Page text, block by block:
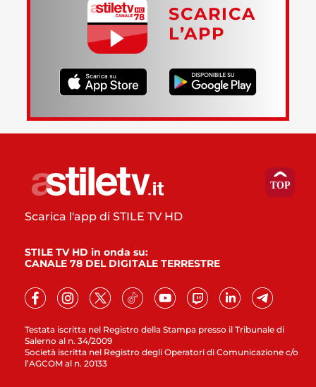
SCARICA
L’APP
Testata iscritta nel Registro della Stampa presso il Tribunale di
Salerno al n. 34/2009
Società iscritta nel Registro degli Operatori di Comunicazione c/o
l’AGCOM al n. 20133
Scarica l'app di STILE TV HD
STILE TV HD in onda su:
CANALE 78 DEL DIGITALE TERRESTRE